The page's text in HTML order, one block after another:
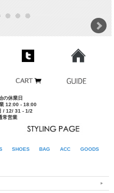
の休業日
12:00 - 18:00
/ 12/ 31 - 1/2
常営業
SHOES BAG ACC GOODS